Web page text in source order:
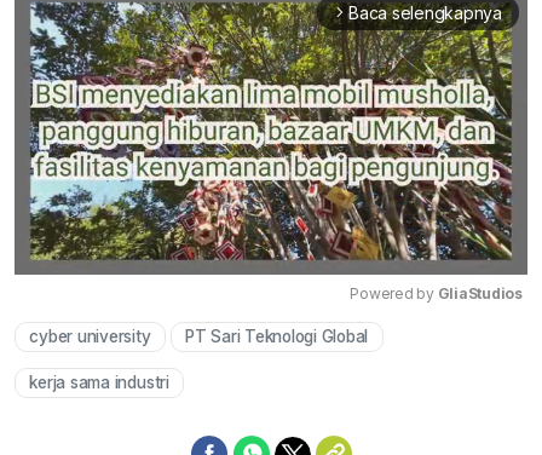
arrow_forward_ios Baca selengkapnya
Powered by GliaStudios
cyber university PT Sari Teknologi Global
kerja sama industri